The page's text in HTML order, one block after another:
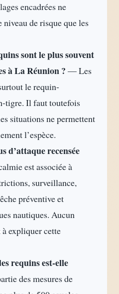
encadrées ne
niveau de risque que les
sont le plus souvent
à La Réunion ? — Les
le requin-
tigre. Il faut toutefois
situations ne permettent
l’espèce.
d’attaque recensée
est associée à
surveillance,
préventive et
nautiques. Aucun
expliquer cette
requins est-elle
des mesures de